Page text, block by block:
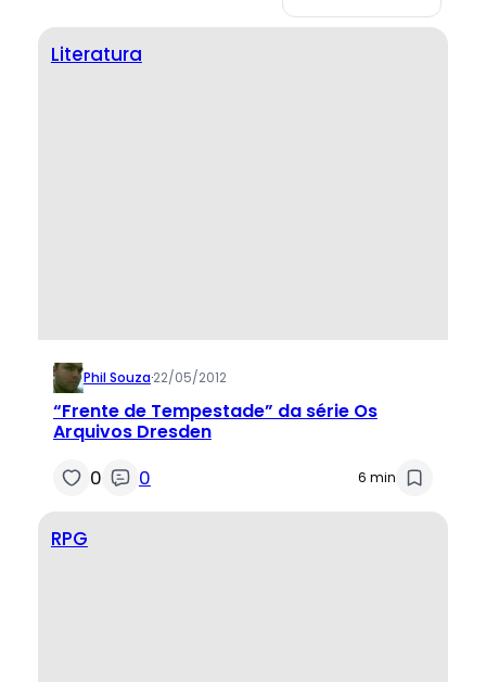
Literatura
Phil Souza·22/05/2012
“Frente de Tempestade” da série Os
Arquivos Dresden
0 0 6 min
RPG